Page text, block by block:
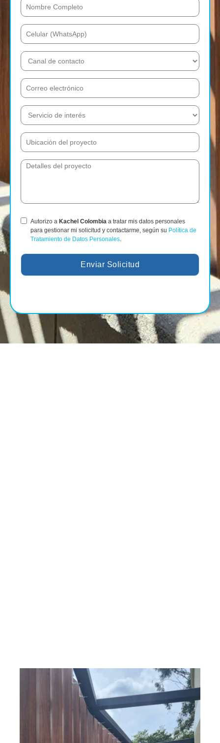
Autorizo a Kachel Colombia a tratar mis datos personales
para gestionar mi solicitud y contactarme, según su Política de
Tratamiento de Datos Personales
Enviar Solicitud